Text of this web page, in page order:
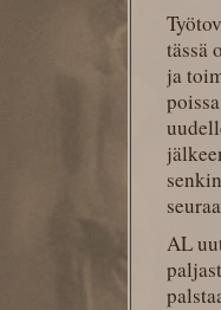
tässä
ja
AL